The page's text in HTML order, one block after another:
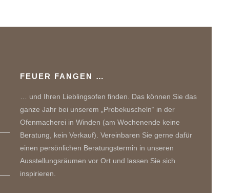
FEUER FANGEN …
… und Ihren Lieblingsofen finden. Das können Sie das
ganze Jahr bei unserem „Probekuscheln“ in der
Ofenmacherei in Winden (am Wochenende keine
Beratung, kein Verkauf). Vereinbaren Sie gerne dafür
einen persönlichen Beratungstermin in unseren
Ausstellungsräumen vor Ort und lassen Sie sich
inspirieren.